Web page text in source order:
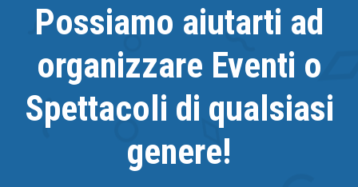
Possiamo aiutarti ad
organizzare Eventi o
Spettacoli di qualsiasi
genere!